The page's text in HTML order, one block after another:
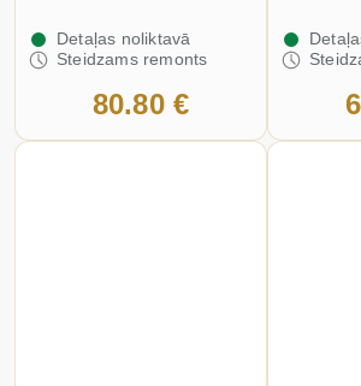
Detaļas noliktavā
Steidzams remonts
80.80 €